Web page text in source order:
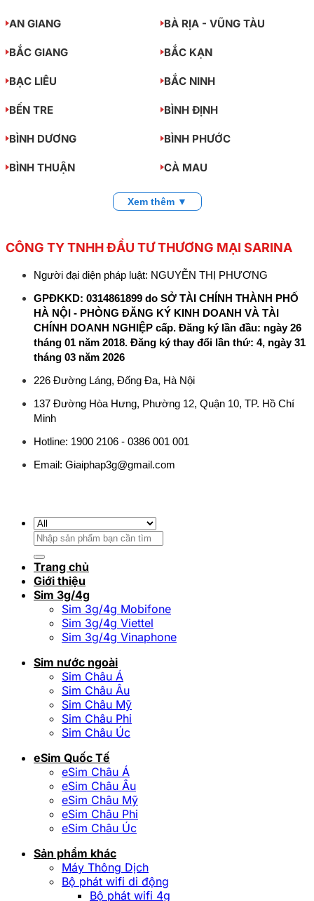
AN GIANG BÀ RỊA - VŨNG TÀU
BẮC GIANG BẮC KẠN
BẠC LIÊU BẮC NINH
BẾN TRE BÌNH ĐỊNH
BÌNH DƯƠNG BÌNH PHƯỚC
BÌNH THUẬN CÀ MAU
Xem thêm ▼
CÔNG TY TNHH ĐẦU TƯ THƯƠNG MẠI SARINA
Người đại diện pháp luật: NGUYỄN THỊ PHƯƠNG
GPĐKKD: 0314861899 do SỞ TÀI CHÍNH THÀNH PHỐ
HÀ NỘI - PHÒNG ĐĂNG KÝ KINH DOANH VÀ TÀI
CHÍNH DOANH NGHIỆP cấp. Đăng ký lần đầu: ngày 26
tháng 01 năm 2018. Đăng ký thay đổi lần thứ: 4, ngày 31
tháng 03 năm 2026
226 Đường Láng, Đống Đa, Hà Nội
137 Đường Hòa Hưng, Phường 12, Quận 10, TP. Hồ Chí
Minh
Hotline: 1900 2106 - 0386 001 001
Email: Giaiphap3g@gmail.com
Tìm
kiếm:
Trang chủ
Giới thiệu
Sim 3g/4g
Sim 3g/4g Mobifone
Sim 3g/4g Viettel
Sim 3g/4g Vinaphone
Sim nước ngoài
Sim Châu Á
Sim Châu Âu
Sim Châu Mỹ
Sim Châu Phi
Sim Châu Úc
eSim Quốc Tế
eSim Châu Á
eSim Châu Âu
eSim Châu Mỹ
eSim Châu Phi
eSim Châu Úc
Sản phẩm khác
Máy Thông Dịch
Bộ phát wifi di động
Bộ phát wifi 4g